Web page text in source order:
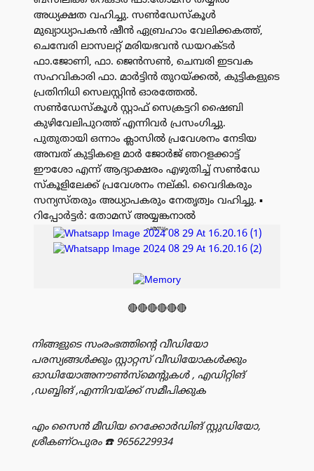
അധ്യക്ഷത വഹിച്ചു. സൺഡേസ്‌കൂൾ
മുഖ്യാധ്യാപകൻ ഷീൻ ഏബ്രഹാം വേലിക്കകത്ത്,
ചെമ്പേരി ലാസലറ്റ് മരിയഭവൻ ഡയറക്ടർ
ഫാ.ജോണി, ഫാ. ജെൻസൺ, ചെമ്പരി ഇടവക
സഹവികാരി ഫാ. മാർട്ടിൻ തുറയ്ക്കൽ, കുട്ടികളുടെ
പ്രതിനിധി സെലസ്റ്റിൻ ഓരത്തേൽ.
സൺഡേസ്‌കൂൾ സ്റ്റാഫ് സെക്രട്ടറി ഷൈബി
കുഴിവേലിപുറത്ത് എന്നിവർ പ്രസംഗിച്ചു.
പുതുതായി ഒന്നാം ക്ലാസിൽ പ്രവേശനം നേടിയ
അമ്പത് കുട്ടികളെ മാർ ജോർജ് ഞറളക്കാട്ട്
ഈശോ എന്ന് ആദ്യാക്ഷരം എഴുതിച്ച് സൺഡേ
സ്കൂളിലേക്ക് പ്രവേശനം നല്കി. വൈദികരും
സന്യസ്തരും അധ്യാപകരും നേതൃത്വം വഹിച്ചു. ▪️
റിപ്പോർട്ടർ: തോമസ് അയ്യങ്കനാൽ
പരസ്യം
🔴🔴🔴🔴🔴🔴
നിങ്ങളുടെ സംരംഭത്തിൻ്റെ വീഡിയോ
പരസ്യങ്ങൾക്കും സ്റ്റാറ്റസ് വീഡിയോകൾക്കും
ഓഡിയോഅനൗൺസ്‌മെന്റുകൾ , എഡിറ്റിങ്
,ഡബ്ബിങ് ,എന്നിവയ്ക്ക് സമീപിക്കുക
എം സൈൻ മീഡിയ റെക്കോർഡിങ് സ്റ്റുഡിയോ,
ശ്രീകണ്ഠപുരം ☎️ 9656229934